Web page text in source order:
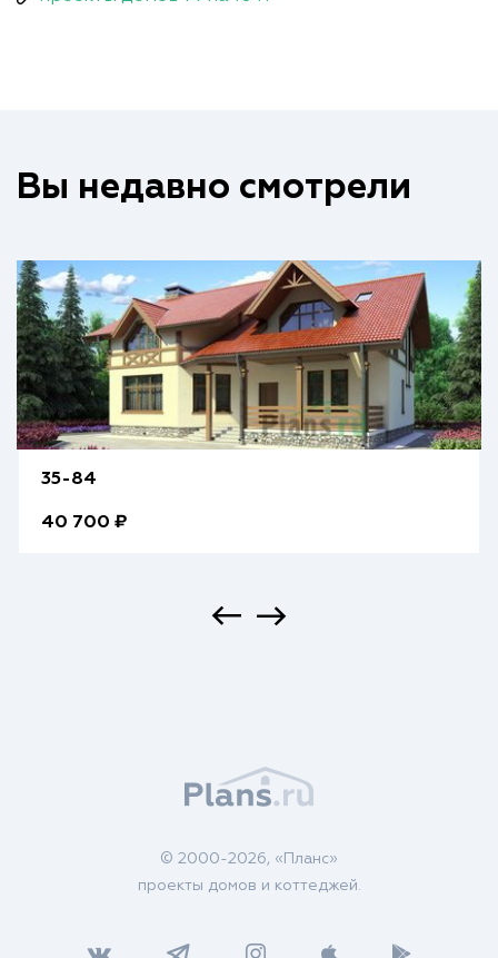
Вы недавно смотрели
35-84
40 700 ₽
© 2000-2026, «Планс»
проекты домов и коттеджей.